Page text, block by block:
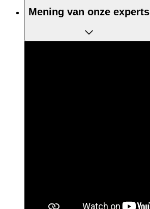
Mening van onze experts